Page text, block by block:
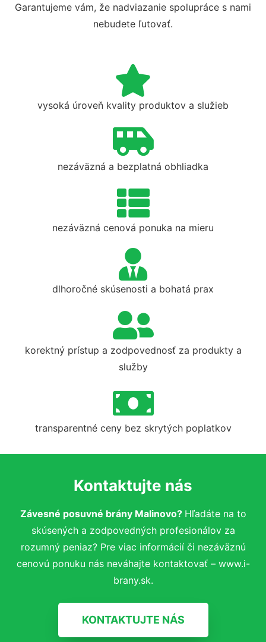
Garantujeme vám, že nadviazanie spolupráce s nami
nebudete ľutovať.
vysoká úroveň kvality produktov a služieb
nezáväzná a bezplatná obhliadka
nezáväzná cenová ponuka na mieru
dlhoročné skúsenosti a bohatá prax
korektný prístup a zodpovednosť za produkty a
služby
transparentné ceny bez skrytých poplatkov
Kontaktujte nás
Závesné posuvné brány Malinovo? Hľadáte na to
skúsených a zodpovedných profesionálov za
rozumný peniaz? Pre viac informácií či nezáväznú
cenovú ponuku nás neváhajte kontaktovať – www.i-
brany.sk.
KONTAKTUJTE NÁS